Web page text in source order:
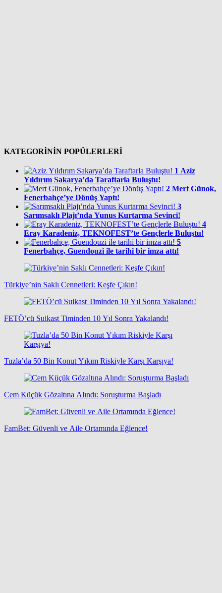
KATEGORİNİN POPÜLERLERİ
1 Aziz
Yıldırım Sakarya’da Taraftarla Buluştu!
2 Mert Günok,
Fenerbahçe’ye Dönüş Yaptı!
3
Sarımsaklı Plajı’nda Yunus Kurtarma Sevinci!
4
Eray Karadeniz, TEKNOFEST’te Gençlerle Buluştu!
5
Fenerbahçe, Guendouzi ile tarihi bir imza attı!
Türkiye’nin Saklı Cennetleri: Keşfe Çıkın!
FETÖ’cü Suikast Timinden 10 Yıl Sonra Yakalandı!
Tuzla’da 50 Bin Konut Yıkım Riskiyle Karşı Karşıya!
Cem Küçük Gözaltına Alındı: Soruşturma Başladı
FamBet: Güvenli ve Aile Ortamında Eğlence!